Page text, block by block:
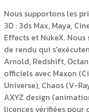
Nous supportons les
3D : 3ds Max, Maya,
Effects et NukeX.
de rendu qui
Arnold, Redshift,
officiels avec Maxon
Universe), Chaos (V-
AXYZ design
licences vérifiées pour